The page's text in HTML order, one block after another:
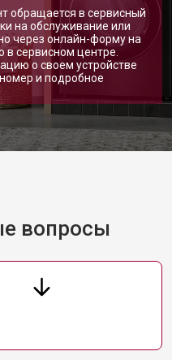
обращается в сервисный
на обслуживание или
через онлайн-форму на
в сервисном центре.
о своем устройстве
и подробное
вопросы